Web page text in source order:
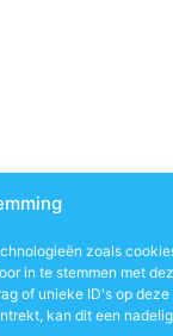
zoals
in te stemmen met
of unieke ID's op
kan dit een